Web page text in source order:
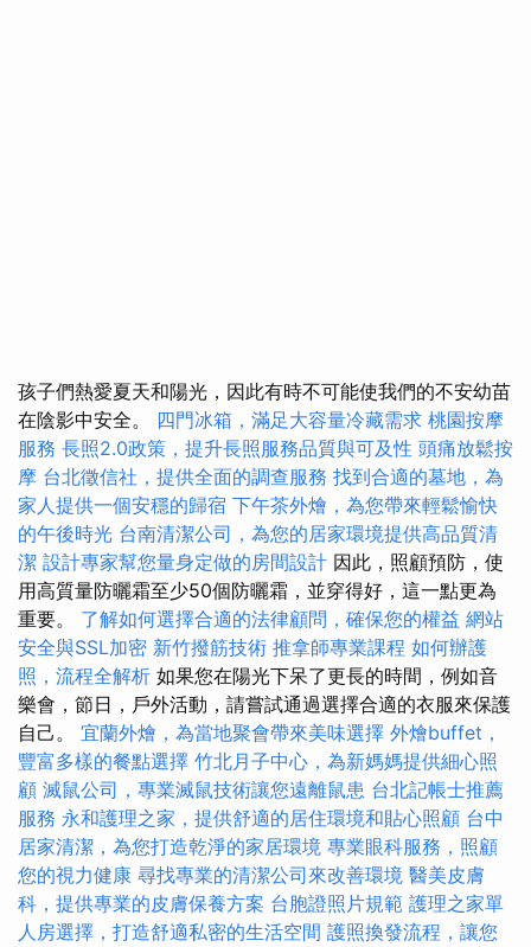
孩子們熱愛夏天和陽光，因此有時不可能使我們的不安幼苗
在陰影中安全。 四門冰箱，滿足大容量冷藏需求 桃園按摩
服務 長照2.0政策，提升長照服務品質與可及性 頭痛放鬆按
摩 台北徵信社，提供全面的調查服務 找到合適的墓地，為
家人提供一個安穩的歸宿 下午茶外燴，為您帶來輕鬆愉快
的午後時光 台南清潔公司，為您的居家環境提供高品質清
潔 設計專家幫您量身定做的房間設計 因此，照顧預防，使
用高質量防曬霜至少50個防曬霜，並穿得好，這一點更為
重要。 了解如何選擇合適的法律顧問，確保您的權益 網站
安全與SSL加密 新竹撥筋技術 推拿師專業課程 如何辦護
照，流程全解析 如果您在陽光下呆了更長的時間，例如音
樂會，節日，戶外活動，請嘗試通過選擇合適的衣服來保護
自己。 宜蘭外燴，為當地聚會帶來美味選擇 外燴buffet，
豐富多樣的餐點選擇 竹北月子中心，為新媽媽提供細心照
顧 滅鼠公司，專業滅鼠技術讓您遠離鼠患 台北記帳士推薦
服務 永和護理之家，提供舒適的居住環境和貼心照顧 台中
居家清潔，為您打造乾淨的家居環境 專業眼科服務，照顧
您的視力健康 尋找專業的清潔公司來改善環境 醫美皮膚
科，提供專業的皮膚保養方案 台胞證照片規範 護理之家單
人房選擇，打造舒適私密的生活空間 護照換發流程，讓您